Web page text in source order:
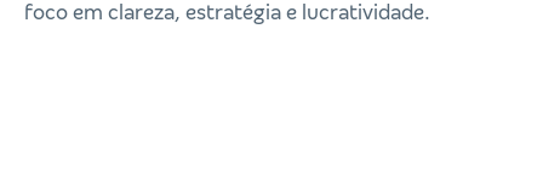
foco em clareza, estratégia e lucratividade.